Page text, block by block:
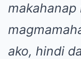
ako, hindi